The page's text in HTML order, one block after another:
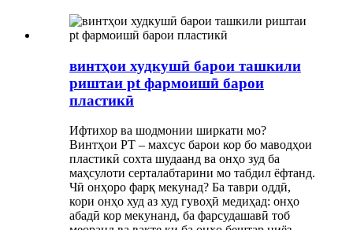
винтҳои худкушӣ барои ташкили
риштаи pt фармоишӣ барои
пластикӣ
Ифтихор ва шодмонии ширкати мо?
Винтҳои PT – махсус барои кор бо маводҳои
пластикӣ сохта шудаанд ва онҳо зуд ба
маҳсулоти серталабтарини мо табдил ёфтанд.
Чӣ онҳоро фарқ мекунад? Ба таври оддӣ,
кори онҳо худ аз худ гувоҳӣ медиҳад: онҳо
абадӣ кор мекунанд, ба фарсудашавӣ тоб